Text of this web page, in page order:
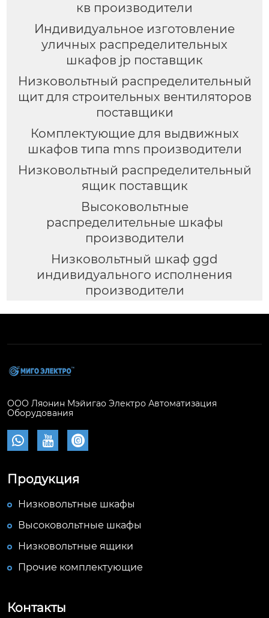
кв производители
Индивидуальное изготовление
уличных распределительных
шкафов jp поставщик
Низковольтный распределительный
щит для строительных вентиляторов
поставщики
Комплектующие для выдвижных
шкафов типа mns производители
Низковольтный распределительный
ящик поставщик
Высоковольтные
распределительные шкафы
производители
Низковольтный шкаф ggd
индивидуального исполнения
производители
ООО Ляонин Мэйигао Электро Автоматизация
Оборудования
  
Продукция
Низковольтные шкафы
Высоковольтные шкафы
Низковольтные ящики
Прочие комплектующие
Контакты